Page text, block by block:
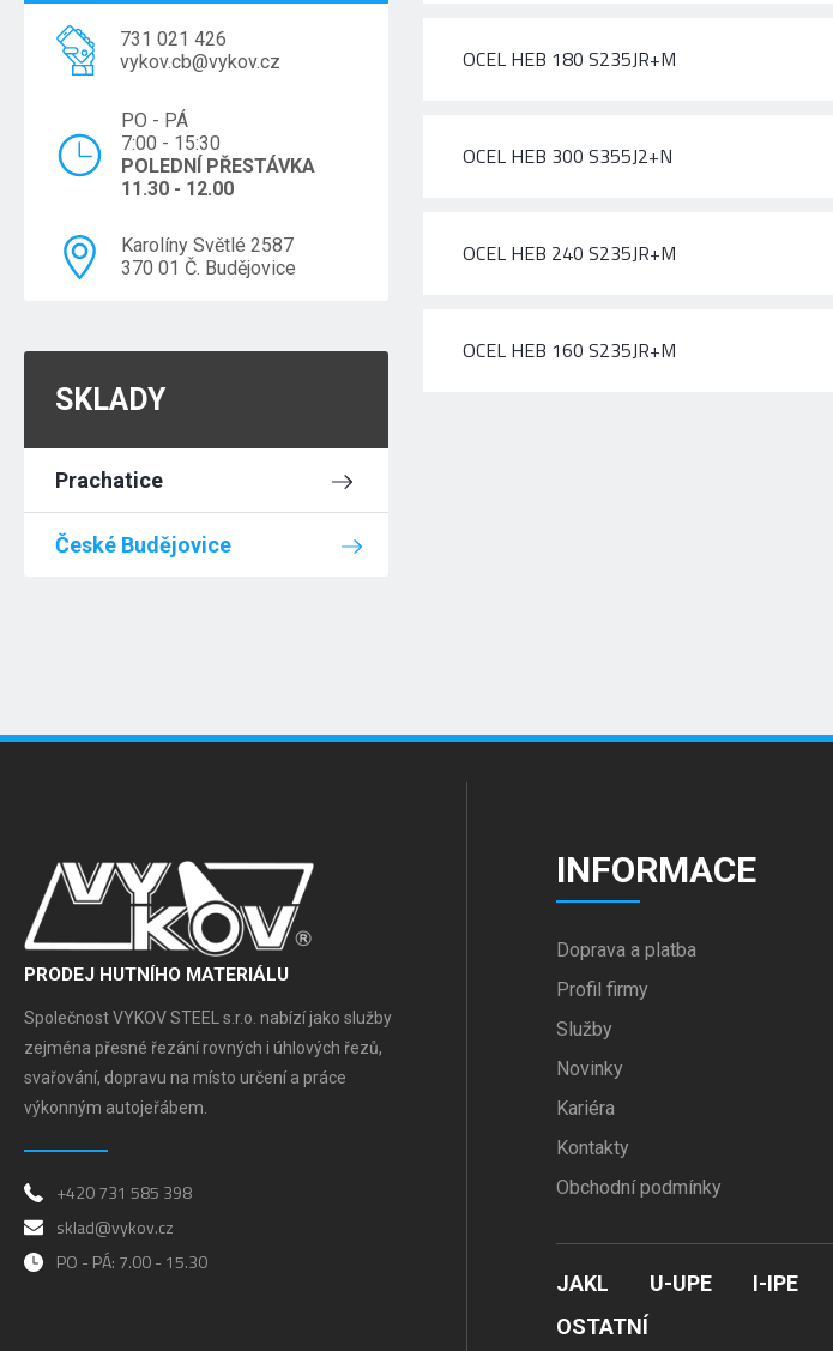
731 021 426
vykov.cb@vykov.cz
PO - PÁ
7:00 - 15:30
POLEDNÍ PŘESTÁVKA
11.30 - 12.00
Karolíny Světlé 2587
370 01 Č. Budějovice
SKLADY
Prachatice
České Budějovice
OCEL HEB 180 S235JR+M
OCEL HEB 300 S355J2+N
OCEL HEB 240 S235JR+M
OCEL HEB 160 S235JR+M
PRODEJ HUTNÍHO MATERIÁLU
Společnost VYKOV STEEL s.r.o. nabízí jako služby
zejména přesné řezání rovných i úhlových řezů,
svařování, dopravu na místo určení a práce
výkonným autojeřábem.
+420 731 585 398
sklad@vykov.cz
PO - PÁ: 7.00 - 15.30
INFORMACE
Doprava a platba
Profil firmy
Služby
Novinky
Kariéra
Kontakty
Obchodní podmínky
JAKL U-UPE I-IPE
OSTATNÍ